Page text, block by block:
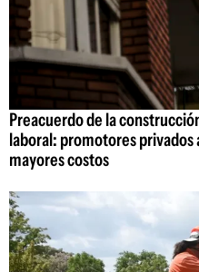
Preacuerdo de la
laboral: promotores
mayores costos